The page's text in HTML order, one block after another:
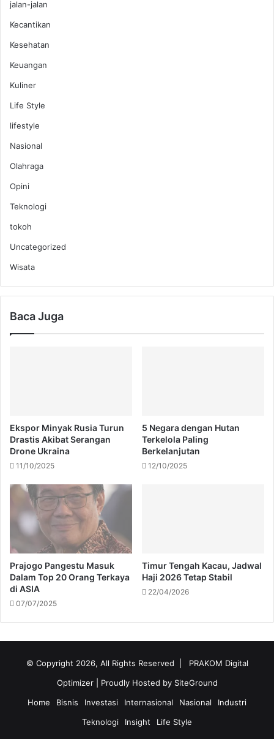
jalan-jalan
Kecantikan
Kesehatan
Keuangan
Kuliner
Life Style
lifestyle
Nasional
Olahraga
Opini
Teknologi
tokoh
Uncategorized
Wisata
Baca Juga
Ekspor Minyak Rusia Turun
Drastis Akibat Serangan
Drone Ukraina
11/10/2025
5 Negara dengan Hutan
Terkelola Paling
Berkelanjutan
12/10/2025
Prajogo Pangestu Masuk
Dalam Top 20 Orang Terkaya
di ASIA
07/07/2025
Timur Tengah Kacau, Jadwal
Haji 2026 Tetap Stabil
22/04/2026
© Copyright 2026, All Rights Reserved |
PRAKOM Digital
Optimizer
| Proudly Hosted by SiteGround
Home
Bisnis Investasi Internasional Nasional
Industri
Teknologi
Insight Life Style